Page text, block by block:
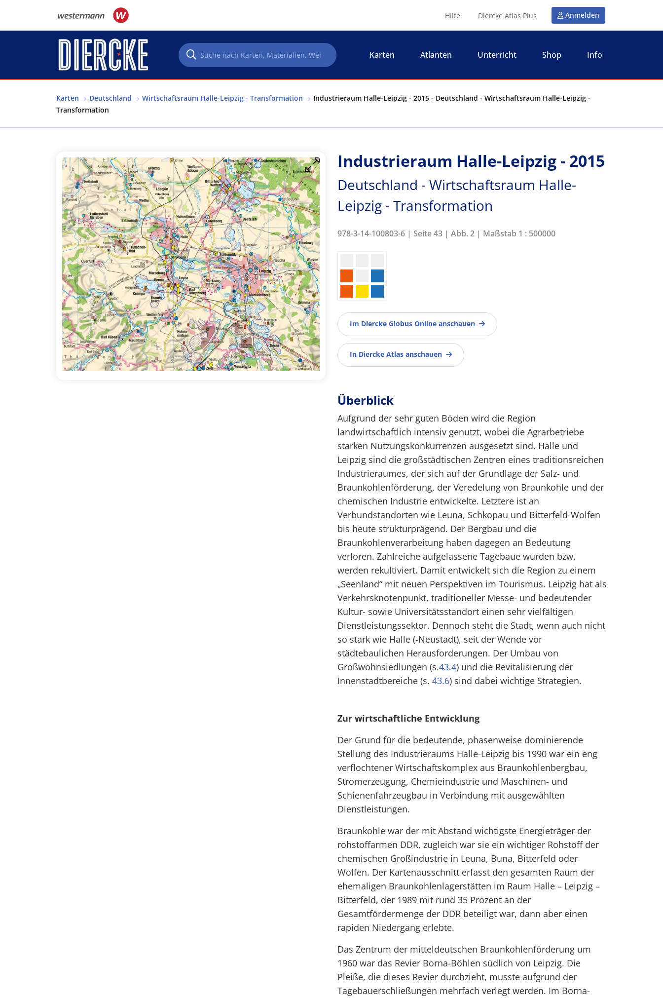
Hilfe Diercke Atlas Plus Anmelden
Karten Atlanten Unterricht Shop Info
Karten Deutschland Wirtschaftsraum Halle-Leipzig - Transformation
Industrieraum Halle-Leipzig - 2015 - Deutschland - Wirtschaftsraum Halle-Leipzig -
Transformation
Industrieraum Halle-Leipzig - 2015
Deutschland - Wirtschaftsraum Halle-
Leipzig - Transformation
978-3-14-100803-6 | Seite 43 | Abb. 2 | Maßstab 1 : 500000
Im Diercke Globus Online anschauen
In Diercke Atlas anschauen
Überblick
Aufgrund der sehr guten Böden wird die Region
landwirtschaftlich intensiv genutzt, wobei die Agrarbetriebe
starken Nutzungskonkurrenzen ausgesetzt sind. Halle und
Leipzig sind die großstädtischen Zentren eines traditionsreichen
Industrieraumes, der sich auf der Grundlage der Salz- und
Braunkohlenförderung, der Veredelung von Braunkohle und der
chemischen Industrie entwickelte. Letztere ist an
Verbundstandorten wie Leuna, Schkopau und Bitterfeld-Wolfen
bis heute strukturprägend. Der Bergbau und die
Braunkohlenverarbeitung haben dagegen an Bedeutung
verloren. Zahlreiche aufgelassene Tagebaue wurden bzw.
werden rekultiviert. Damit entwickelt sich die Region zu einem
„Seenland“ mit neuen Perspektiven im Tourismus. Leipzig hat als
Verkehrsknotenpunkt, traditioneller Messe- und bedeutender
Kultur- sowie Universitätsstandort einen sehr vielfältigen
Dienstleistungssektor. Dennoch steht die Stadt, wenn auch nicht
so stark wie Halle (-Neustadt), seit der Wende vor
städtebaulichen Herausforderungen. Der Umbau von
Großwohnsiedlungen (s.43.4) und die Revitalisierung der
Innenstadtbereiche (s. 43.6) sind dabei wichtige Strategien.
Zur wirtschaftliche Entwicklung
Der Grund für die bedeutende, phasenweise dominierende
Stellung des Industrieraums Halle-Leipzig bis 1990 war ein eng
verflochtener Wirtschaftskomplex aus Braunkohlenbergbau,
Stromerzeugung, Chemieindustrie und Maschinen- und
Schienenfahrzeugbau in Verbindung mit ausgewählten
Dienstleistungen.
Braunkohle war der mit Abstand wichtigste Energieträger der
rohstoffarmen DDR, zugleich war sie ein wichtiger Rohstoff der
chemischen Großindustrie in Leuna, Buna, Bitterfeld oder
Wolfen. Der Kartenausschnitt erfasst den gesamten Raum der
ehemaligen Braunkohlenlagerstätten im Raum Halle – Leipzig –
Bitterfeld, der 1989 mit rund 35 Prozent an der
Gesamtfördermenge der DDR beteiligt war, dann aber einen
rapiden Niedergang erlebte.
Das Zentrum der mitteldeutschen Braunkohlenförderung um
1960 war das Revier Borna-Böhlen südlich von Leipzig. Die
Pleiße, die dieses Revier durchzieht, musste aufgrund der
Tagebauerschließungen mehrfach verlegt werden. Im Borna-